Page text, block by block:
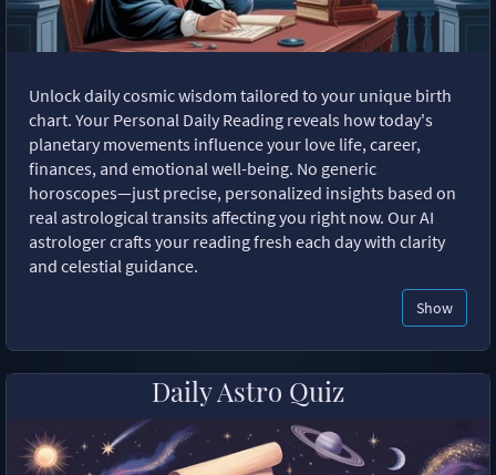
Unlock daily cosmic wisdom tailored to your unique birth
chart. Your Personal Daily Reading reveals how today's
planetary movements influence your love life, career,
finances, and emotional well-being. No generic
horoscopes—just precise, personalized insights based on
real astrological transits affecting you right now. Our AI
astrologer crafts your reading fresh each day with clarity
and celestial guidance.
Show
Daily Astro Quiz